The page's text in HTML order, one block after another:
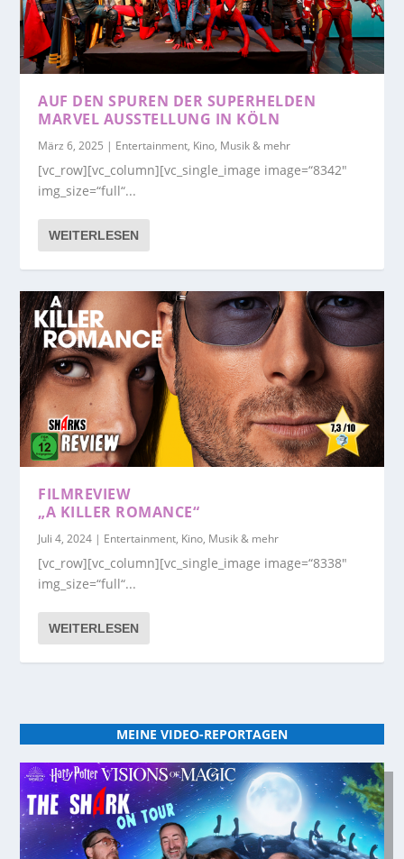
AUF DEN SPUREN DER SUPERHELDEN
MARVEL AUSSTELLUNG IN KÖLN
März 6, 2025 | Entertainment, Kino, Musik & mehr
[vc_row][vc_column][vc_single_image image=“8342″
img_size=“full“...
WEITERLESEN
FILMREVIEW
„A KILLER ROMANCE“
Juli 4, 2024 | Entertainment, Kino, Musik & mehr
[vc_row][vc_column][vc_single_image image=“8338″
img_size=“full“...
WEITERLESEN
MEINE VIDEO-REPORTAGEN